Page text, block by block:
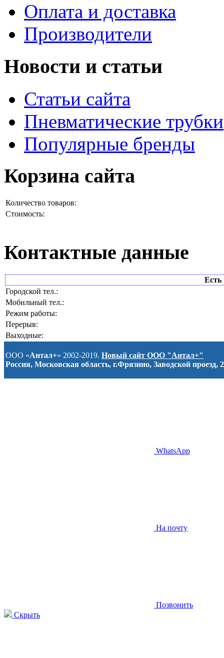
Оплата и доставка
Производители
Новости и статьи
Статьи сайта
Пневматические трубки
Популярные бренды
Корзина сайта
Количество товаров:
Стоимость:
Контактные данные
Есть
Городской тел.:
Мобильный тел.:
Режим работы:
Перерыв:
Выходные:
ООО «Антал+» 2002-2019. Новый сайт ООО "Антал+"
Россия, Московская область, г.Фрязино, Заводской проезд, 2
WhatsApp
На почту
Позвонить
Скрыть